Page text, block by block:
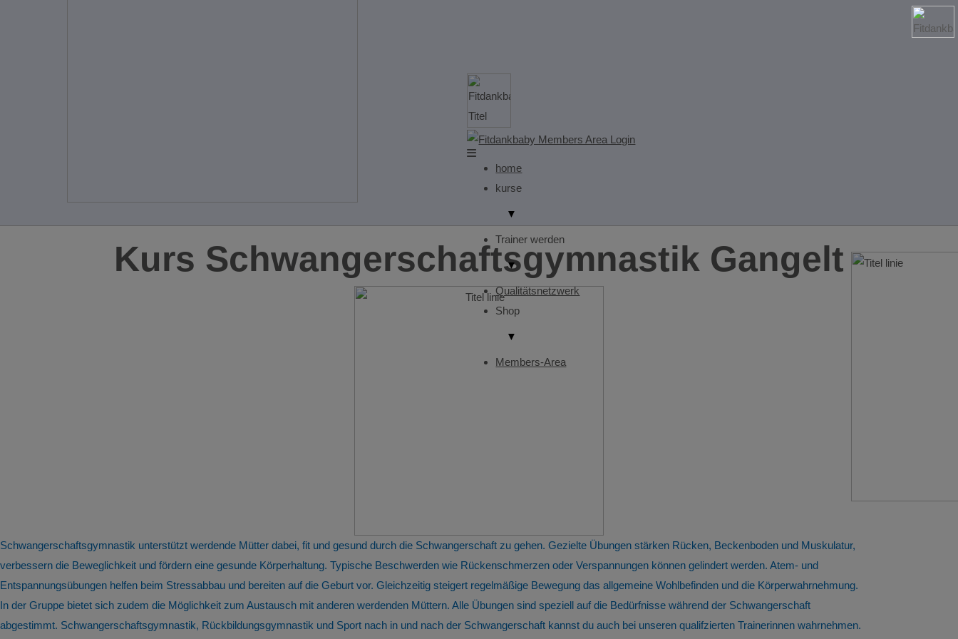
home
kurse
▼
Trainer werden
▼
Qualitätsnetzwerk
Shop
▼
Members-Area
Kurs Schwangerschaftsgymnastik Gangelt
Schwangerschaftsgymnastik unterstützt werdende Mütter dabei, fit und gesund durch die Schwangerschaft zu gehen. Gezielte Übungen stärken Rücken, Beckenboden und Muskulatur,
verbessern die Beweglichkeit und fördern eine gesunde Körperhaltung. Typische Beschwerden wie Rückenschmerzen oder Verspannungen können gelindert werden. Atem- und
Entspannungsübungen helfen beim Stressabbau und bereiten auf die Geburt vor. Gleichzeitig steigert regelmäßige Bewegung das allgemeine Wohlbefinden und die Körperwahrnehmung.
In der Gruppe bietet sich zudem die Möglichkeit zum Austausch mit anderen werdenden Müttern. Alle Übungen sind speziell auf die Bedürfnisse während der Schwangerschaft
abgestimmt. Schwangerschaftsgymnastik, Rückbildungsgymnastik und Sport nach in und nach der Schwangerschaft kannst du auch bei unseren qualifzierten Trainerinnen wahrnehmen.